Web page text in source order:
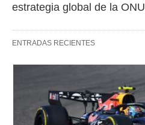
estrategia global de la ONU
ENTRADAS RECIENTES